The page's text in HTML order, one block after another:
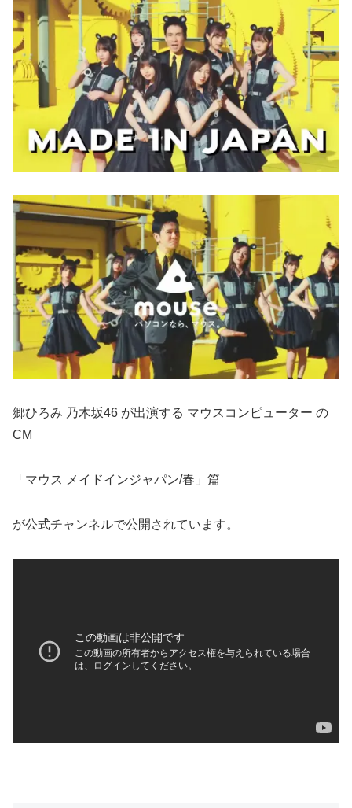
郷ひろみ 乃木坂46 が出演する マウスコンピューター の
CM
「マウス メイドインジャパン/春」篇
が公式チャンネルで公開されています。